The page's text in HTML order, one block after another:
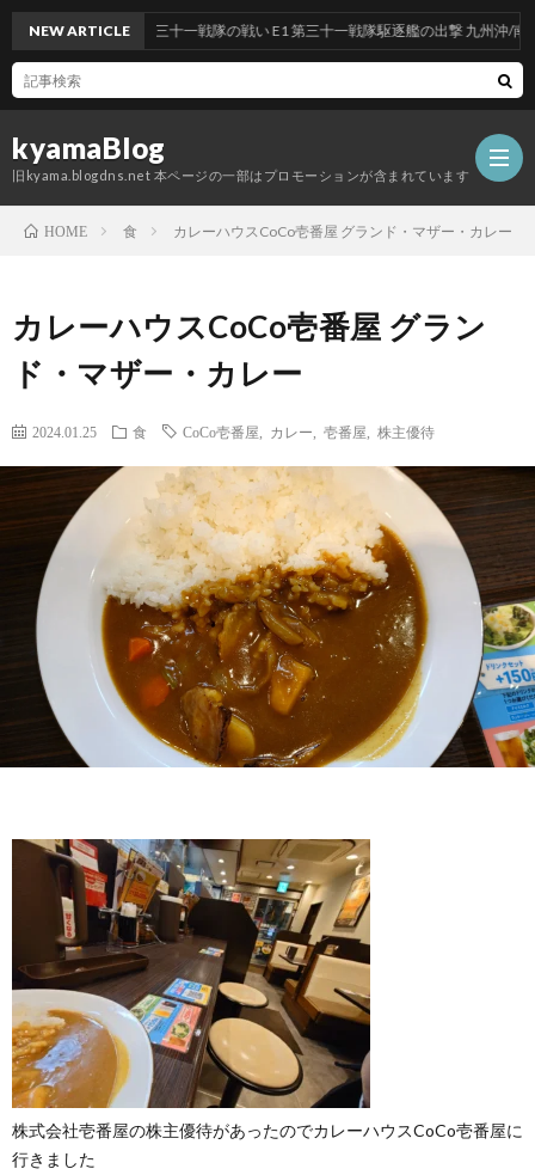
kyamaBlog
旧kyama.blogdns.net 本ページの一部はプロモーションが含まれています
NEW ARTICLE
：反撃！第三十一戦隊の戦い E1 第三十一戦隊駆逐艦の出撃 九州沖/南西諸島沖
HOME 食 カレーハウスCoCo壱番屋 グランド・マザー・カレー
カレーハウスCoCo壱番屋 グラン
ド・マザー・カレー
2024.01.25 食 CoCo壱番屋 カレー 壱番屋 株主優待
株式会社壱番屋の株主優待があったのでカレーハウスCoCo壱番屋に
行きました